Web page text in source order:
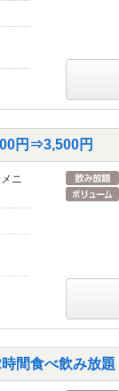
円⇒3,500円
ニ
間食べ飲み放題